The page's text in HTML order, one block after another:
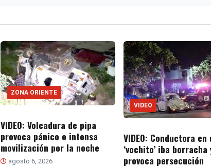
ZONA ORIENTE
VIDEO: Volcadura de pipa
provoca pánico e intensa
movilización por la noche
agosto 6, 2026
VIDEO
VIDEO: Conductora en
‘vochito’ iba borracha
provoca persecución